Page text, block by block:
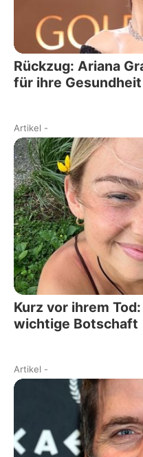
Rückzug: Ariana
für ihre Gesundheit
Artikel -
Kurz vor ihrem
wichtige Botschaft
Artikel -